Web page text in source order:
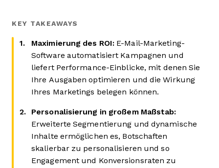
KEY TAKEAWAYS
Maximierung des ROI: E-Mail-Marketing-
Software automatisiert Kampagnen und
liefert Performance-Einblicke, mit denen Sie
Ihre Ausgaben optimieren und die Wirkung
Ihres Marketings belegen können.
Personalisierung in großem Maßstab:
Erweiterte Segmentierung und dynamische
Inhalte ermöglichen es, Botschaften
skalierbar zu personalisieren und so
Engagement und Konversionsraten zu